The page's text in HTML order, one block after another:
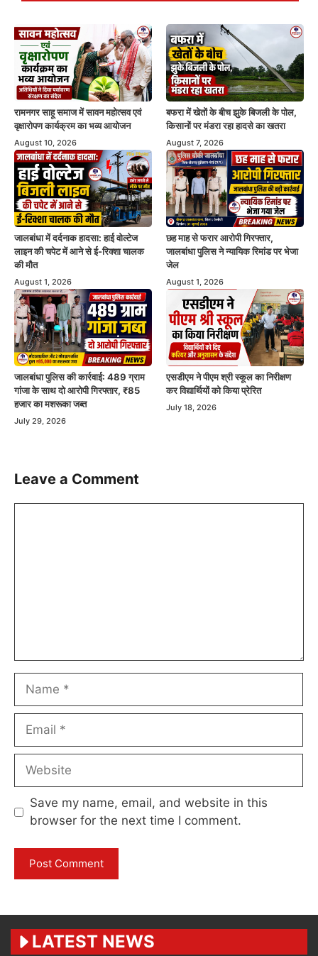
रामनगर साहू समाज में सावन महोत्सव एवं
वृक्षारोपण कार्यक्रम का भव्य आयोजन
August 10, 2026
बफरा में खेतों के बीच झुके बिजली के पोल,
किसानों पर मंडरा रहा हादसे का खतरा
August 7, 2026
जालबांधा में दर्दनाक हादसा: हाई वोल्टेज
लाइन की चपेट में आने से ई-रिक्शा चालक
की मौत
August 1, 2026
छह माह से फरार आरोपी गिरफ्तार,
जालबांधा पुलिस ने न्यायिक रिमांड पर भेजा
जेल
August 1, 2026
जालबांधा पुलिस की कार्रवाई: 489 ग्राम
गांजा के साथ दो आरोपी गिरफ्तार, ₹85
हजार का मशरूका जब्त
July 29, 2026
एसडीएम ने पीएम श्री स्कूल का निरीक्षण
कर विद्यार्थियों को किया प्रेरित
July 18, 2026
Leave a Comment
Name
Email
Website
Save my name, email, and website in this
browser for the next time I comment.
LATEST NEWS